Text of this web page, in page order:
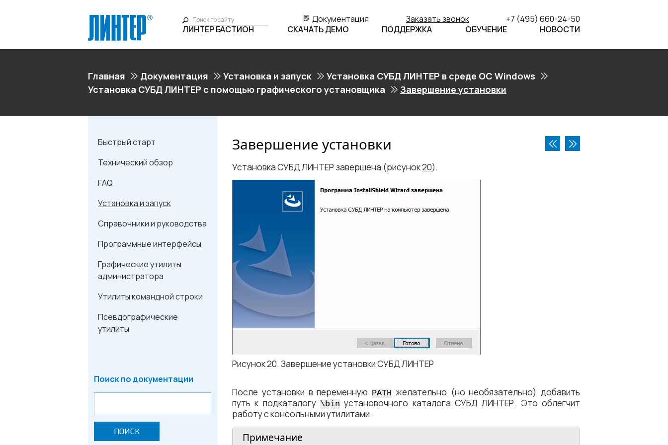
Документация Заказать звонок
+7 (495) 660-24-50
ЛИНТЕР БАСТИОН
СКАЧАТЬ ДЕМО ПОДДЕРЖКА ОБУЧЕНИЕ НОВОСТИ
Главная Документация Установка и запуск
Установка СУБД ЛИНТЕР в среде ОС Windows
Установка СУБД ЛИНТЕР с помощью графического установщика
Завершение установки
Быстрый старт
Технический обзор
FAQ
Установка и запуск
Справочники и руководства
Программные интерфейсы
Графические утилиты
администратора
Утилиты командной строки
Псевдографические
утилиты
Поиск по документации
ПОИСК
Завершение установки
Установка СУБД ЛИНТЕР завершена (рисунок20).
Рисунок 20. Завершение установки СУБД ЛИНТЕР
После установки в переменную PATH желательно (но необязательно) добавить
путь к подкаталогу \bin установочного каталога СУБД ЛИНТЕР. Это облегчит
работу с консольными утилитами.
Примечание